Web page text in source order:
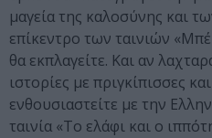
μαγεία της καλοσύνης και
επίκεντρο των ταινιών
θα εκπλαγείτε. Και αν
ιστορίες με πριγκίπισσες
ενθουσιαστείτε με την
ταινία «Το ελάφι και ο